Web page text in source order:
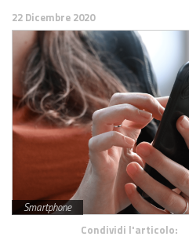
22 Dicembre 2020
Smartphone
Condividi l'articolo: